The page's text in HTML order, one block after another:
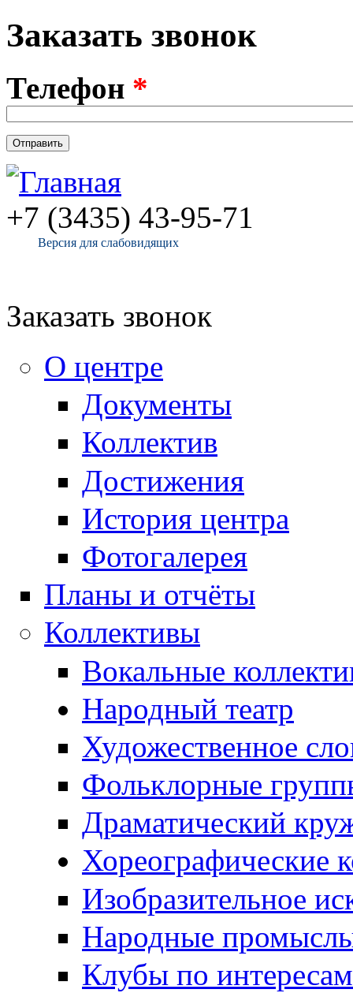
Перейти к основному содержанию
Заказать звонок
Телефон *
+7 (3435) 43-95-71
Версия для слабовидящих
Заказать звонок
О центре
Документы
Коллектив
Достижения
История центра
Фотогалерея
Планы и отчёты
Коллективы
Вокальные
Народный театр
Художественное
Фольклорные
Драматический
Хореографические
Изобразительное
Народные
Клубы по интересам